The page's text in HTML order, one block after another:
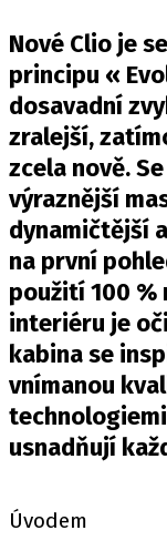
Nové Clio je
principu «
dosavadní
zralejší,
zcela nově.
výraznější
dynamičtější
na první
použití 100 %
interiéru je
kabina se
vnímanou
usnadňují
Úvodem